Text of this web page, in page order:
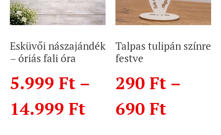
Esküvői nászajándék
– óriás fali óra
5.999 Ft –
14.999 Ft
Talpas tulipán színre
festve
290 Ft –
690 Ft